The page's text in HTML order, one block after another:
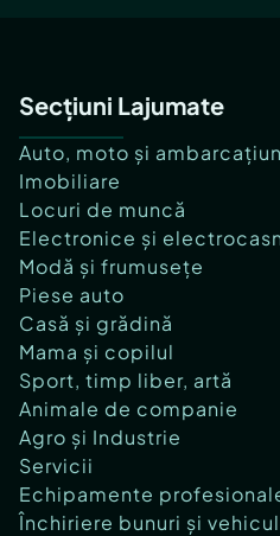
Secțiuni Lajumate
Auto, moto și
Imobiliare
Locuri de muncă
Electronice și
Modă și frumusețe
Piese auto
Casă și grădină
Mama și copilul
Sport, timp liber, artă
Animale de companie
Agro și Industrie
Servicii
Echipamente
Închiriere bunuri și